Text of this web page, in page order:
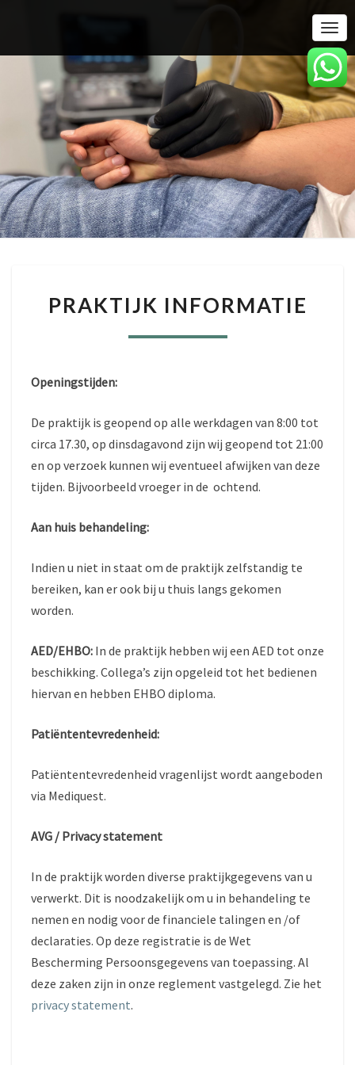
INFORMATIE
PRAKTIJK INFORMATIE
Openingstijden:
De praktijk is geopend op alle werkdagen van 8:00 tot
circa 17.30, op dinsdagavond zijn wij geopend tot 21:00
en op verzoek kunnen wij eventueel afwijken van deze
tijden. Bijvoorbeeld vroeger in de ochtend.
Aan huis behandeling:
Indien u niet in staat om de praktijk zelfstandig te
bereiken, kan er ook bij u thuis langs gekomen
worden.
AED/EHBO: In de praktijk hebben wij een AED tot onze
beschikking. Collega’s zijn opgeleid tot het bedienen
hiervan en hebben EHBO diploma.
Patiëntentevredenheid:
Patiëntentevredenheid vragenlijst wordt aangeboden
via Mediquest.
AVG / Privacy statement
In de praktijk worden diverse praktijkgegevens van u
verwerkt. Dit is noodzakelijk om u in behandeling te
nemen en nodig voor de financiele talingen en /of
declaraties. Op deze registratie is de Wet
Bescherming Persoonsgegevens van toepassing. Al
deze zaken zijn in onze reglement vastgelegd. Zie het
privacy statement.